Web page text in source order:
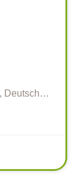
Hauptstraße 18, 89134 Blaustein, Deutschland